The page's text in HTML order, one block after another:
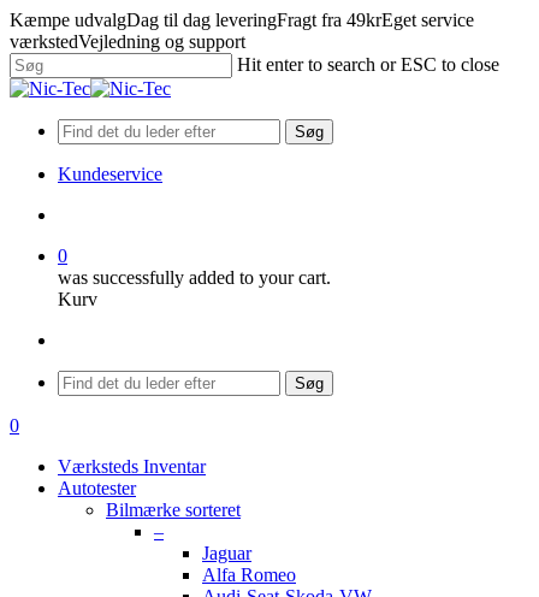
Skip
to
main
content
Kæmpe udvalgDag til dag leveringFragt fra 49krEget service
værkstedVejledning og support
Hit enter to search or ESC to close
Close
Søg
Kundeservice
0
was successfully added to your cart.
Kurv
Menu
Søg
search
0
Værksteds Inventar
Autotester
Bilmærke sorteret
–
Jaguar
Alfa Romeo